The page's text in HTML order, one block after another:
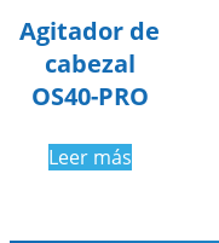
Agitador de
cabezal
OS40-PRO
Leer más